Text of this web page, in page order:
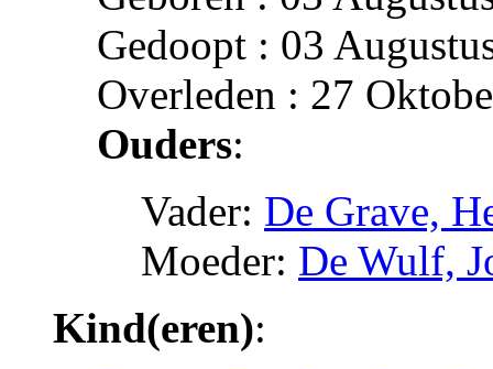
Gedoopt : 03
Overleden : 27
Ouders:
Vader: De Grave,
Moeder: De Wulf,
Kind(eren):